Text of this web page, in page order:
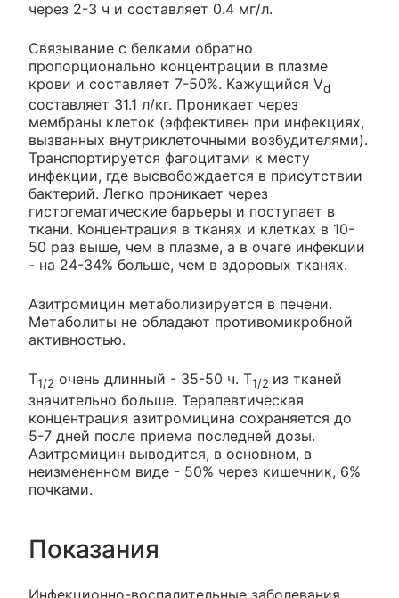
через 2-3 ч и составляет 0.4 мг/л.
Связывание с белками обратно
пропорционально концентрации в плазме
крови и составляет 7-50%. Кажущийся Vd
составляет 31.1 л/кг. Проникает через
мембраны клеток (эффективен при инфекциях,
вызванных внутриклеточными возбудителями).
Транспортируется фагоцитами к месту
инфекции, где высвобождается в присутствии
бактерий. Легко проникает через
гистогематические барьеры и поступает в
ткани. Концентрация в тканях и клетках в 10-
50 раз выше, чем в плазме, а в очаге инфекции
- на 24-34% больше, чем в здоровых тканях.
Азитромицин метаболизируется в печени.
Метаболиты не обладают противомикробной
активностью.
T1/2 очень длинный - 35-50 ч. T1/2 из тканей
значительно больше. Терапевтическая
концентрация азитромицина сохраняется до
5-7 дней после приема последней дозы.
Азитромицин выводится, в основном, в
неизмененном виде - 50% через кишечник, 6%
почками.
Показания
Инфекционно-воспалительные заболевания,